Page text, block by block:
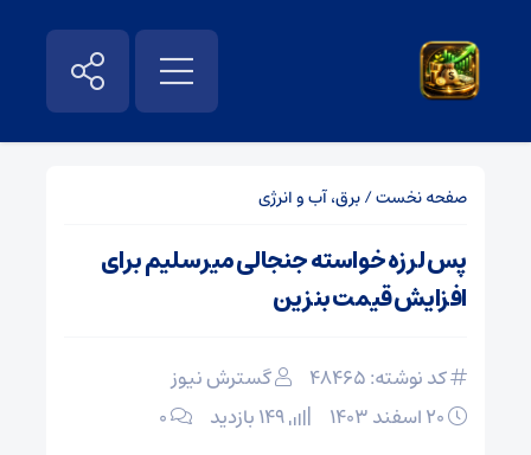
صفحه نخست/برق، آب و انرژی
پس لرزه خواسته جنجالی میرسلیم برای
افزایش قیمت بنزین
کد نوشته: 48465
گسترش نیوز
۰